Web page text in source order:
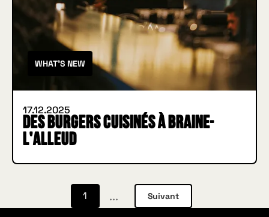
WHAT'S NEW
17.12.2025
Des Burgers cuisinés à Braine-
l'Alleud
1 ... Suivant